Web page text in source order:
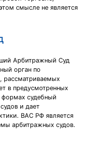
смысле не является
Арбитражный Суд
орган по
рассматриваемых
в предусмотренных
судебный
и дает
ВАС РФ является
арбитражных судов.